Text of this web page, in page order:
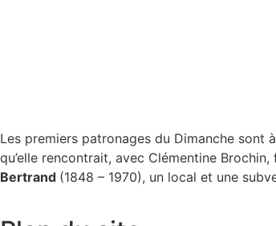
Les premiers patronages du Dimanche sont à
qu’elle rencontrait, avec Clémentine
Bertrand (1848 – 1970), un local et une